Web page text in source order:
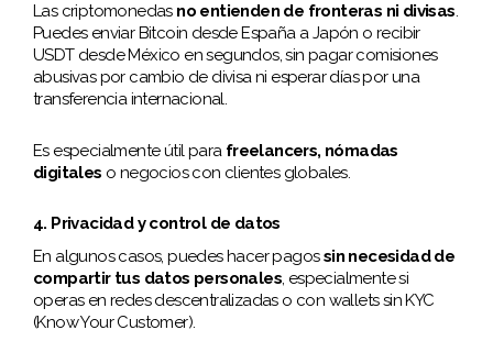
Las criptomonedas no entienden de fronteras ni divisas.
Puedes enviar Bitcoin desde España a Japón o recibir
USDT desde México en segundos, sin pagar comisiones
abusivas por cambio de divisa ni esperar días por una
transferencia internacional.
Es especialmente útil para freelancers, nómadas
digitales o negocios con clientes globales.
4. Privacidad y control de datos
En algunos casos, puedes hacer pagossin necesidad de
compartir tus datos personales, especialmente si
operas en redes descentralizadas o con wallets sin KYC
(Know Your Customer).